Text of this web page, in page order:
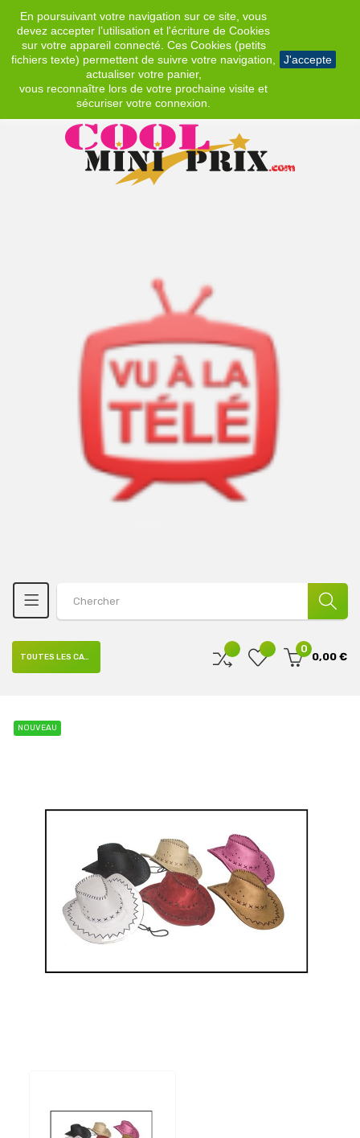
En poursuivant votre navigation sur ce site, vous
devez accepter l’utilisation et l'écriture de Cookies
sur votre appareil connecté. Ces Cookies (petits
fichiers texte) permettent de suivre votre navigation,
actualiser votre panier,
vous reconnaître lors de votre prochaine visite et
sécuriser votre connexion.
J'accepte
EUR
0
0,00 €
TOUTES LES CATÉGORIES
NOUVEAU